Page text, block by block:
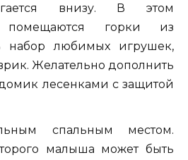
внизу. В этом
помещаются горки из
набор любимых игрушек,
Желательно дополнить
лесенками с защитой
спальным местом.
малыша может быть